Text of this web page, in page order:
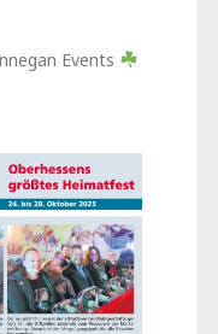
Events